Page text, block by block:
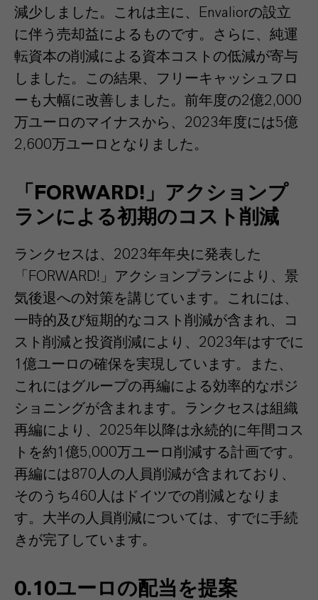
減少しました。これは主に、Envaliorの設立
に伴う売却益によるものです。さらに、純運
転資本の削減による資本コストの低減が寄与
しました。この結果、フリーキャッシュフロ
ーも大幅に改善しました。前年度の2億2,000
万ユーロのマイナスから、2023年度には5億
2,600万ユーロとなりました。
「FORWARD!」アクションプ
ランによる初期のコスト削減
ランクセスは、2023年年央に発表した
「FORWARD!」アクションプランにより、景
気後退への対策を講じています。これには、
一時的及び短期的なコスト削減が含まれ、コ
スト削減と投資削減により、2023年はすでに
1億ユーロの確保を実現しています。また、
これにはグループの再編による効率的なポジ
ショニングが含まれます。ランクセスは組織
再編により、2025年以降は永続的に年間コス
トを約1億5,000万ユーロ削減する計画です。
再編には870人の人員削減が含まれており、
そのうち460人はドイツでの削減となりま
す。大半の人員削減については、すでに手続
きが完了しています。
0.10ユーロの配当を提案